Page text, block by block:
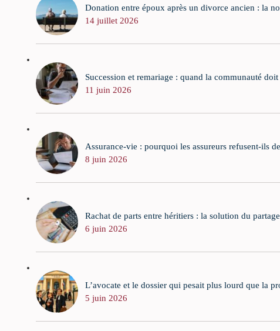
Donation entre époux après un divorce ancien : la
14 juillet 2026
Succession et remariage : quand la communauté
11 juin 2026
Assurance-vie : pourquoi les assureurs refusent-ils
8 juin 2026
Rachat de parts entre héritiers : la solution du
6 juin 2026
L’avocate et le dossier qui pesait plus lourd que la
5 juin 2026